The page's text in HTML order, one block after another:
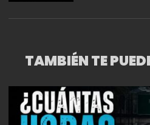
TAMBIÉN TE